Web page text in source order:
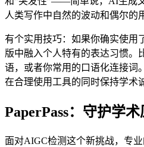
人类写作中自然的波动和偶尔的
有个实用技巧：如果你确实使用
版中融入个人特有的表达习惯。
语，或者你常用的口语化连接词
在合理使用工具的同时保持学术
PaperPass：守护学
面对AIGC检测这个新挑战，专